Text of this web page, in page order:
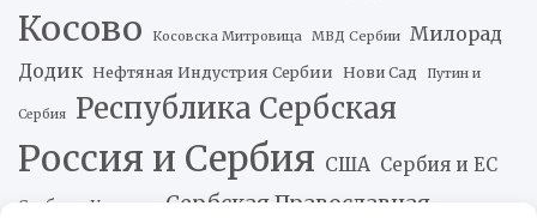
Косово Косовска Митровица МВД Сербии
Милорад
Додик Нефтяная Индустрия Сербии Нови Сад Путин и
Сербия Республика Сербская
Россия и Сербия США Сербия и ЕС
Сербия и Украина Сербская Православная